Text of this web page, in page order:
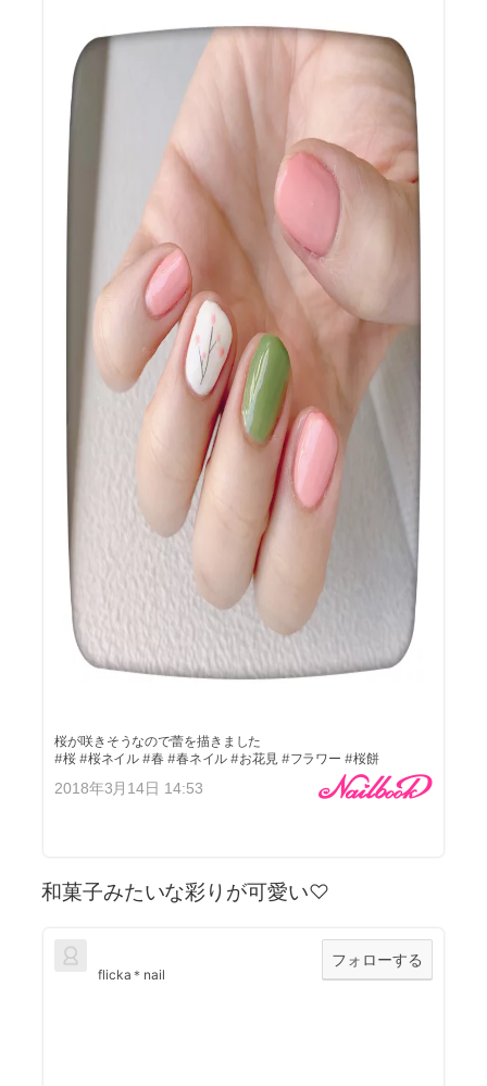
桜が咲きそうなので蕾を描きました
#桜 #桜ネイル #春 #春ネイル #お花見 #フラワー #桜餅
2018年3月14日 14:53
和菓子みたいな彩りが可愛い♡
flicka＊nail
フォローする